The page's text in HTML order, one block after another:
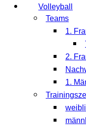
Volleyball
Teams
1.
2.
1.